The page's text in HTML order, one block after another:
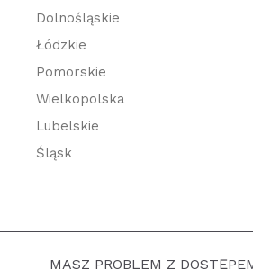
Dolnośląskie
Łódzkie
Pomorskie
Wielkopolska
Lubelskie
Śląsk
MASZ PROBLEM Z